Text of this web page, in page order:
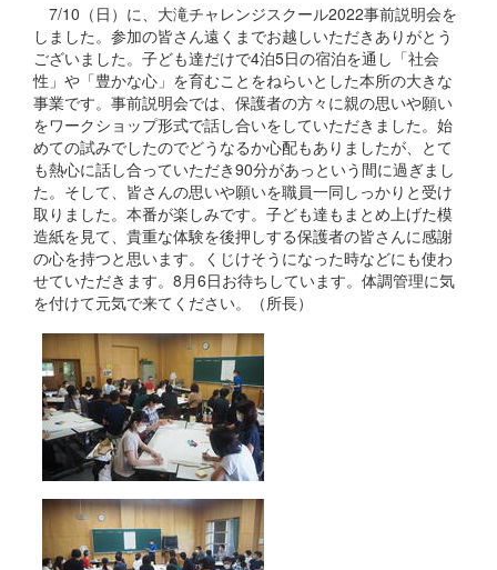
7/10（日）に、大滝チャレンジスクール2022事前説明会を
しました。参加の皆さん遠くまでお越しいただきありがとう
ございました。子ども達だけで4泊5日の宿泊を通し「社会
性」や「豊かな心」を育むことをねらいとした本所の大きな
事業です。事前説明会では、保護者の方々に親の思いや願い
をワークショップ形式で話し合いをしていただきました。始
めての試みでしたのでどうなるか心配もありましたが、とて
も熱心に話し合っていただき90分があっという間に過ぎまし
た。そして、皆さんの思いや願いを職員一同しっかりと受け
取りました。本番が楽しみです。子ども達もまとめ上げた模
造紙を見て、貴重な体験を後押しする保護者の皆さんに感謝
の心を持つと思います。くじけそうになった時などにも使わ
せていただきます。8月6日お待ちしています。体調管理に気
を付けて元気で来てください。（所長）